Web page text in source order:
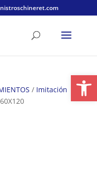
/ Imitación